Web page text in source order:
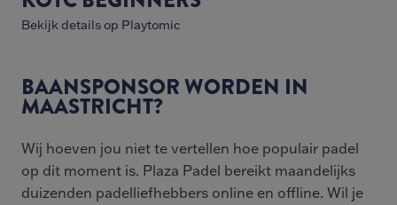
Bekijk details op Playtomic
BAANSPONSOR WORDEN IN
MAASTRICHT?
Wij hoeven jou niet te vertellen hoe populair padel
op dit moment is. Plaza Padel bereikt maandelijks
duizenden padelliefhebbers online en offline. Wil je